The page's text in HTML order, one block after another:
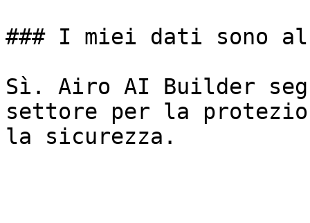
### I miei dati sono
Sì. Airo AI Builder
settore per la
la sicurezza.